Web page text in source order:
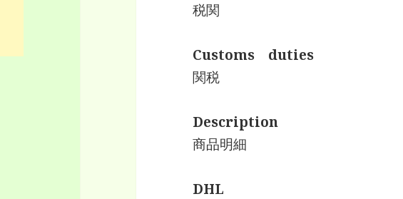
税関
Customs duties
関税
Description
商品明細
DHL